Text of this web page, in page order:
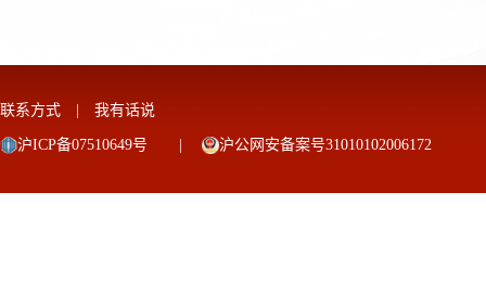
联系方式 我有话说
沪ICP备07510649号 沪公网安备案号31010102006172